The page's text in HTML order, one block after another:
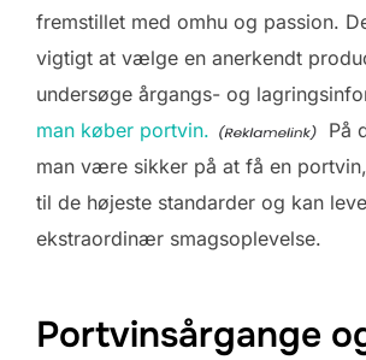
fremstillet med omhu og passion.
vigtigt at vælge en anerkendt
undersøge årgangs- og
man køber portvin.
På
man være sikker på at få en
til de højeste standarder og kan
ekstraordinær smagsoplevelse.
Portvinsårgange